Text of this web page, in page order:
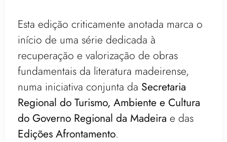
Esta edição criticamente anotada marca o
início de uma série dedicada à
recuperação e valorização de obras
fundamentais da literatura madeirense,
numa iniciativa conjunta da Secretaria
Regional do Turismo, Ambiente e Cultura
do Governo Regional da Madeira e das
Edições Afrontamento.